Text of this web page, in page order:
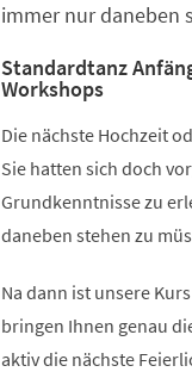
immer nur daneben
Standardtanz
Workshops
Die nächste Hochzeit
Sie hatten sich doch
Grundkenntnisse zu
daneben stehen zu
Na dann ist unsere
bringen Ihnen genau
aktiv die nächste